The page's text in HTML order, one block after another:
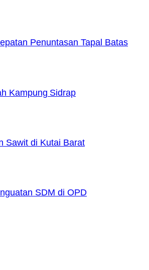
Penuntasan Tapal Batas
Kampung Sidrap
Sawit di Kutai Barat
SDM di OPD